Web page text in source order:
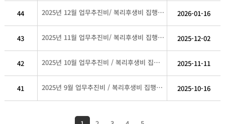
44 2025년 12월 업무추진비/ 복리후생비 집행내역 2026-01-16
43 2025년 11월 업무추진비/ 복리후생비 집행내역 2025-12-02
42 2025년 10월 업무추진비 / 복리후생비 집행내역 2025-11-11
41 2025년 9월 업무추진비 / 복리후생비 집행내역 2025-10-16